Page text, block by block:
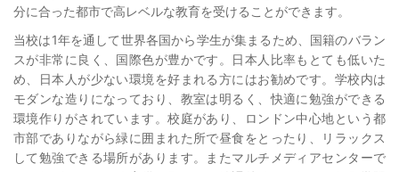
分に合った都市で高レベルな教育を受けることができます。
当校は1年を通して世界各国から学生が集まるため、国籍のバラン
スが非常に良く、国際色が豊かです。日本人比率もとても低いた
め、日本人が少ない環境を好まれる方にはお勧めです。学校内は
モダンな造りになっており、教室は明るく、快適に勉強ができる
環境作りがされています。校庭があり、ロンドン中心地という都
市部でありながら緑に囲まれた所で昼食をとったり、リラックス
して勉強できる場所があります。またマルチメディアセンターで